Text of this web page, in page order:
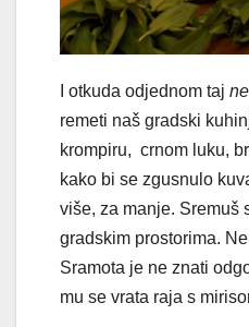
I otkuda odjednom taj
remeti naš gradski
krompiru, crnom luku,
kako bi se zgusnulo
više, za manje. Sremuš
gradskim prostorima.
Sramota je ne znati
mu se vrata raja s